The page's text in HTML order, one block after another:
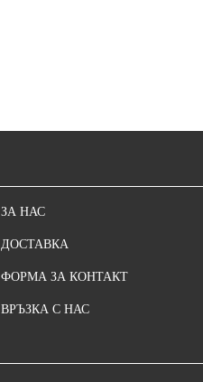
ЗА НАС
ДОСТАВКА
ФОРМА ЗА КОНТАКТ
ВРЪЗКА С НАС